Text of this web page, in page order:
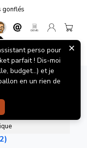
gonflés
Spalding
Officiel TF1000
perso pour
parfait ! Dis-moi
budget...) et je
en un rien de
×